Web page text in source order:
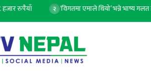
२ ‘विगतमा एमाले थियो’ भन्ने भाष्य गलत हो,